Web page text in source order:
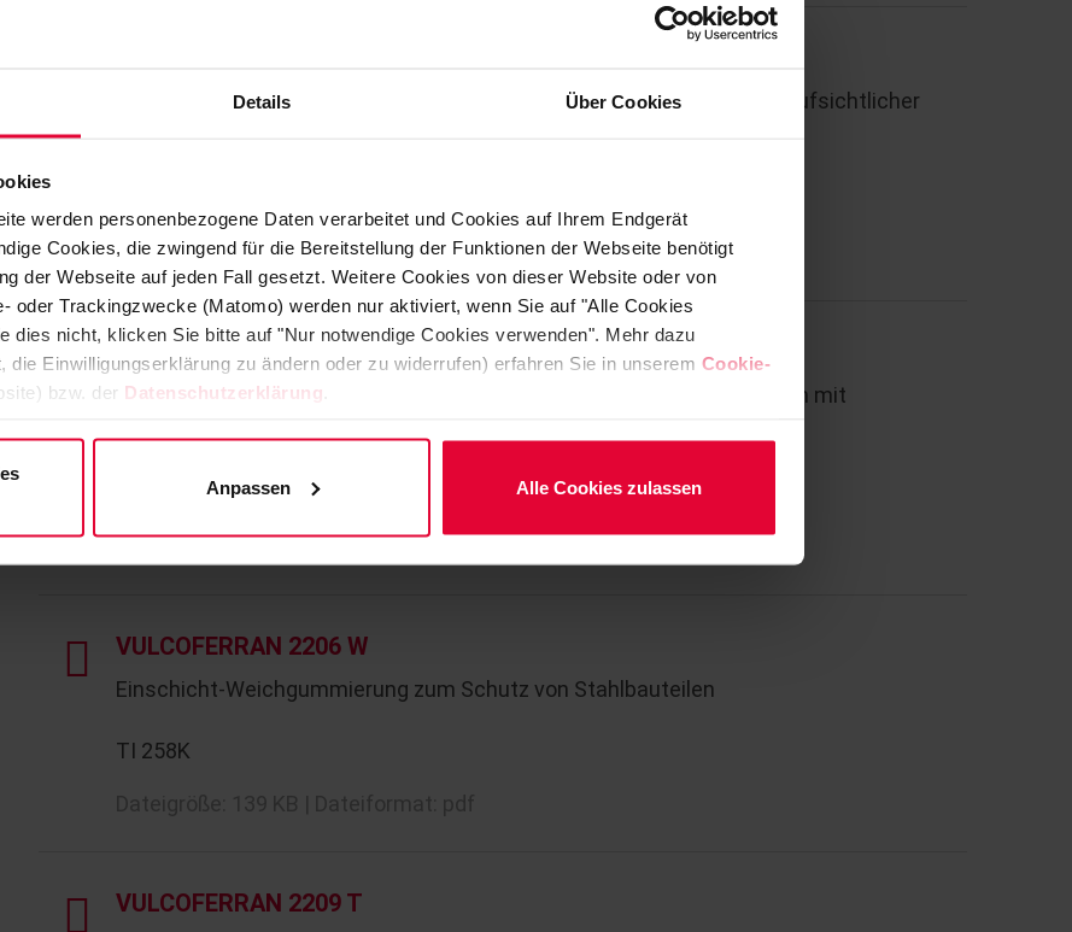
Details Über Cookies
werden personenbezogene Daten verarbeitet und Cookies auf Ihrem Endgerät
Cookies, die zwingend für die Bereitstellung der Funktionen der Webseite benötigt
der Webseite auf jeden Fall gesetzt. Weitere Cookies von dieser Website oder von
oder Trackingzwecke (Matomo) werden nur aktiviert, wenn Sie auf "Alle Cookies
dies nicht, klicken Sie bitte auf "Nur notwendige Cookies verwenden". Mehr dazu
die Einwilligungserklärung zu ändern oder zu widerrufen) erfahren Sie in unserem Cookie-
bzw. der Datenschutzerklärung
Anpassen Alle Cookies zulassen
Hartgummierung zum Schutz von Stahlbauteilen mit allgemeiner bauaufsichtlicher
Dateigröße: 130 KB | Dateiformat: pdf
VULCOFERRAN 2206 (DIBt)
Standard Einschicht-Weichgummierung zum Schutz von Stahlbauteilen mit
allgemeiner bauaufsichtlicher Zulassung Nr. Z-59.22-25
VULCOFERRAN 2206 W
Einschicht-Weichgummierung zum Schutz von Stahlbauteilen
TI 258K
VULCOFERRAN 2209 T